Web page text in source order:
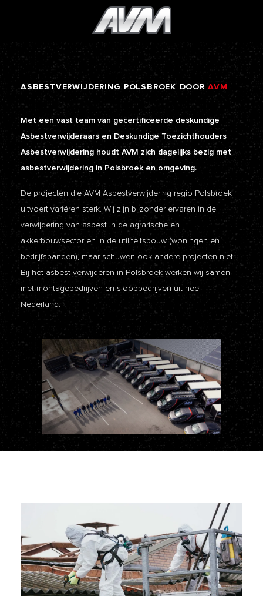
ASBESTVERWIJDERING POLSBROEK DOOR AVM
Met een vast team van gecertificeerde deskundige
Asbestverwijderaars en Deskundige Toezichthouders
Asbestverwijdering houdt AVM zich dagelijks bezig met
asbestverwijdering in Polsbroek en omgeving.
De projecten die AVM Asbestverwijdering regio Polsbroek
uitvoert variëren sterk. Wij zijn bijzonder ervaren in de
verwijdering van asbest in de agrarische en
akkerbouwsector en in de utiliteitsbouw (woningen en
bedrijfspanden), maar schuwen ook andere projecten niet.
Bij het asbest verwijderen in Polsbroek werken wij samen
met montagebedrijven en sloopbedrijven uit heel
Nederland.